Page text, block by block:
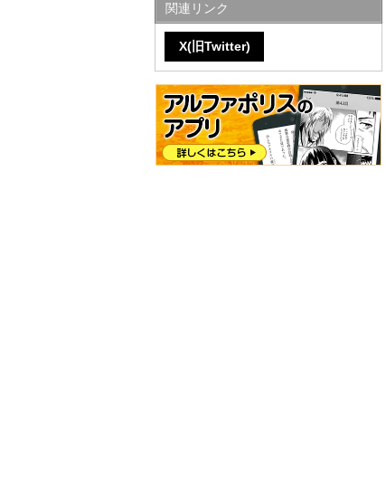
関連リンク
X(旧Twitter)